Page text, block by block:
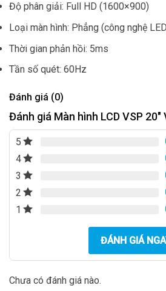
Độ phân giải: Full HD (1600×900)
Loại màn hình: Phẳng (công nghệ
Thời gian phản hồi: 5ms
Tần số quét: 60Hz
Đánh giá (0)
Đánh giá Màn hình LCD VSP 20″
5
4
3
2
1
ĐÁNH GIÁ
Chưa có đánh giá nào.